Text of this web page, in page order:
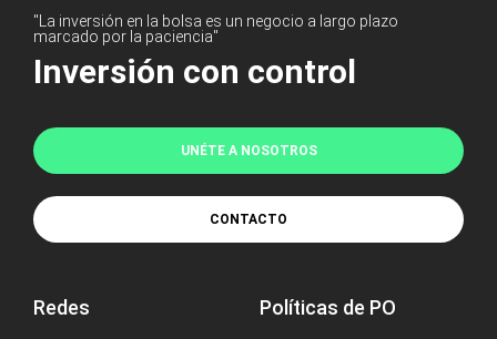
"La inversión en la bolsa es un negocio a largo plazo
marcado por la paciencia"
Inversión con control
UNÉTE A NOSOTROS
CONTACTO
Redes Políticas de PO